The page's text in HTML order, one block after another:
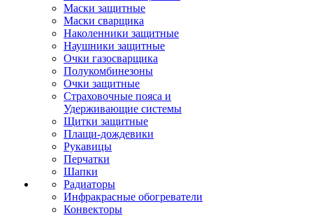
Маски защитные
Маски сварщика
Наколенники защитные
Наушники защитные
Очки газосварщика
Полукомбинезоны
Очки защитные
Страховочные пояса и
Удерживающие системы
Щитки защитные
Плащи-дождевики
Рукавицы
Перчатки
Шапки
Радиаторы
Инфракрасные обогреватели
Конвекторы